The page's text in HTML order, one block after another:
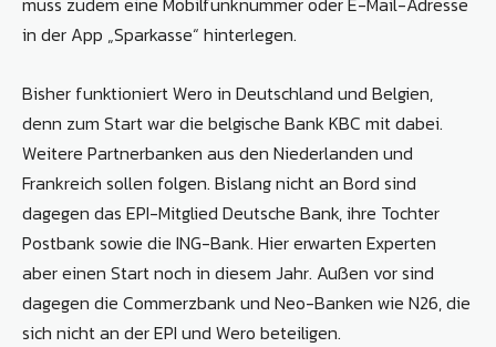
in der App „Sparkasse“ hinterlegen.
Bisher funktioniert Wero in Deutschland und Belgien,
denn zum Start war die belgische Bank KBC mit dabei.
Weitere Partnerbanken aus den Niederlanden und
Frankreich sollen folgen. Bislang nicht an Bord sind
dagegen das EPI-Mitglied Deutsche Bank, ihre Tochter
Postbank sowie die ING-Bank. Hier erwarten Experten
aber einen Start noch in diesem Jahr. Außen vor sind
dagegen die Commerzbank und Neo-Banken wie N26, die
sich nicht an der EPI und Wero beteiligen.